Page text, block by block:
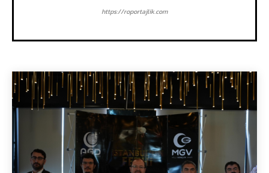
https://roportajlik.com